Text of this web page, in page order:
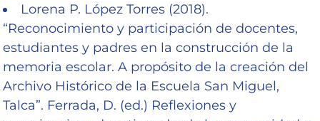
Lorena P. López Torres (2018).
“Reconocimiento y participación de docentes,
estudiantes y padres en la construcción de la
memoria escolar. A propósito de la creación del
Archivo Histórico de la Escuela San Miguel,
Talca”. Ferrada, D. (ed.) Reflexiones y